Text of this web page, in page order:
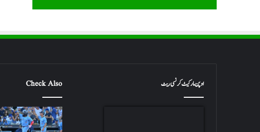
اوپن مارکیٹ کرنسی ریٹ Check Also